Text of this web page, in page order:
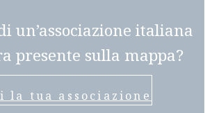
un’associazione italiana
presente sulla mappa?
la tua associazione